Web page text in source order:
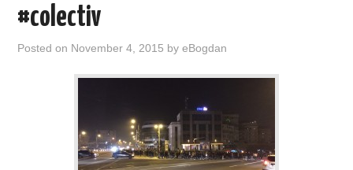
#colectiv
Posted on November 4, 2015 byeBogdan